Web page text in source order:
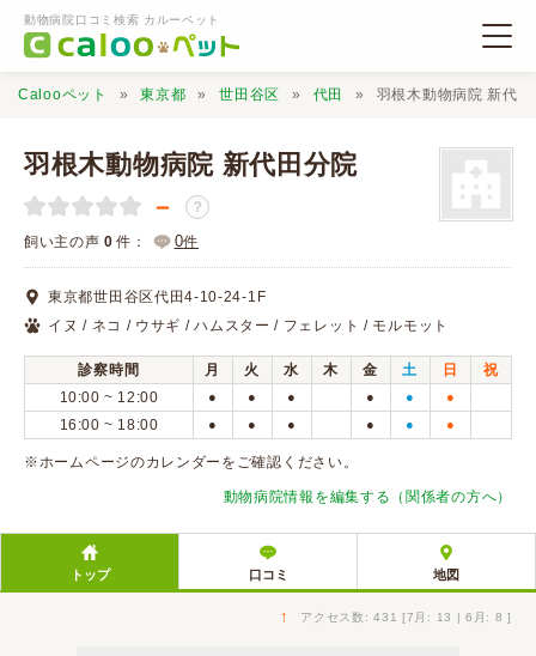
動物病院口コミ検索 カルーペット
動物病院検索
口コミ検索
Calooペットとは？
口コミ投稿
Calooペット 東京都 世田谷区 代田 羽根木動物病院 新代田
羽根木動物病院 新代田分院
－ ？
飼い主の声 0 件： 0件
東京都世田谷区代田4-10-24-1F
イヌ / ネコ / ウサギ / ハムスター / フェレット / モルモット
診察時間 月 火 水 木 金 土 日
祝
10:00 ~ 12:00
● ● ● ● ● ●
16:00 ~ 18:00 ● ● ● ● ● ●
※ホームページのカレンダーをご確認ください。
動物病院情報を編集する（関係者の方へ）
トップ 口コミ 地図
↑ アクセス数: 431 [7月: 13 | 6月: 8 ]